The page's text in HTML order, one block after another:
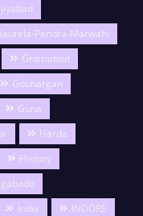
Pendra-Marwahi
Ghaziabad
Gouhargan
Guna
Harda
History
India
INDORE